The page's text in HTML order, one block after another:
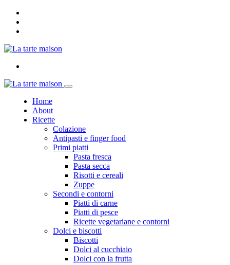
Home
About
Ricette
Colazione
Antipasti e finger food
Primi piatti
Pasta fresca
Pasta secca
Risotti e cereali
Zuppe
Secondi e contorni
Piatti di carne
Piatti di pesce
Ricette vegetariane e contorni
Dolci e biscotti
Biscotti
Dolci al cucchiaio
Dolci con la frutta